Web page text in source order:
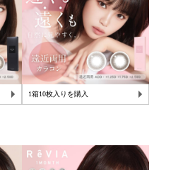
1箱10枚入りを購入